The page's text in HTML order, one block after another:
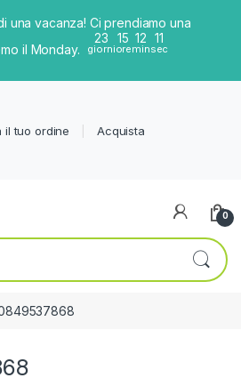
una vacanza! Ci prendiamo una
il Monday.
23
giorni
15
ore
12
min
11
sec
il tuo ordine Acquista
0